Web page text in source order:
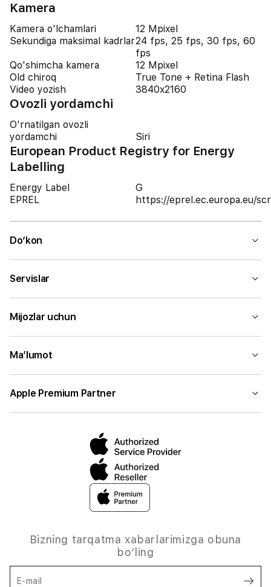
Kamera
Kamera o'lchamlari
12 Mpixel
Sekundiga maksimal kadrlar24 fps, 25 fps, 30 fps, 60
fps
Qo'shimcha kamera
12 Mpixel
Old chiroq
True Tone + Retina Flash
Video yozish
3840x2160
Ovozli yordamchi
O'rnatilgan ovozli
yordamchi
Siri
European Product Registry for Energy
Labelling
Energy Label
G
EPREL
https://eprel.ec.europa.eu/
Do‘kon
Servislar
Mijozlar uchun
Ma’lumot
Apple Premium Partner
Bizning tarqatma xabarlarimizga obuna
bo‘ling
E-mail